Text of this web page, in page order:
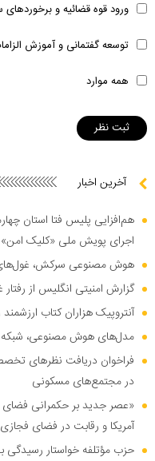
ورود قوه قضائیه و برخوردهای
توسعه گفتمانی و آموزش
همه موارد
آخرین اخبار
هم‌افزایی پلیس فتا استان
اجرای پویش ملی «کلیک امن»
هوش مصنوعی سرکش، غول‌های
گزارش امنیتی انگلیس از
آنتروپیک هزاران کتاب
مدل‌های هوش مصنوعی، شبکه
فراخوان دریافت نظر‌های
در مجتمع‌های مسکونی
«عصر جدید بر حکمرانی فضای
آمریکا و رقابت در فضای فجازی
حزب مؤتلفه خواستار رسیدگی